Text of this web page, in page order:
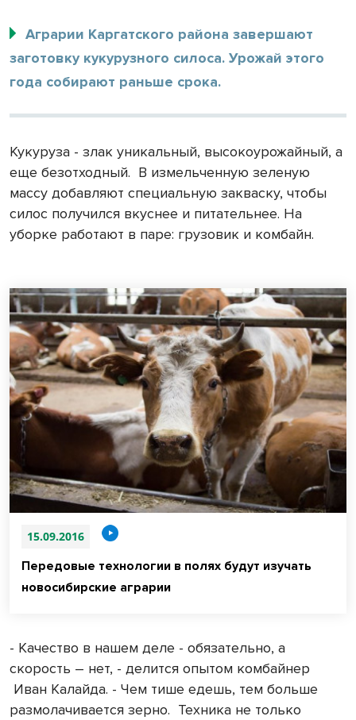
Аграрии Каргатского района завершают
заготовку кукурузного силоса. Урожай этого
года собирают раньше срока.
Кукуруза - злак уникальный, высокоурожайный, а
еще безотходный. В измельченную зеленую
массу добавляют специальную закваску, чтобы
силос получился вкуснее и питательнее. На
уборке работают в паре: грузовик и комбайн.
15.09.2016
Передовые технологии в полях будут изучать
новосибирские аграрии
- Качество в нашем деле - обязательно, а
скорость – нет, - делится опытом комбайнер
Иван Калайда. - Чем тише едешь, тем больше
размолачивается зерно. Техника не только